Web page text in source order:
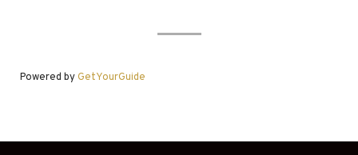
Powered byGetYourGuide